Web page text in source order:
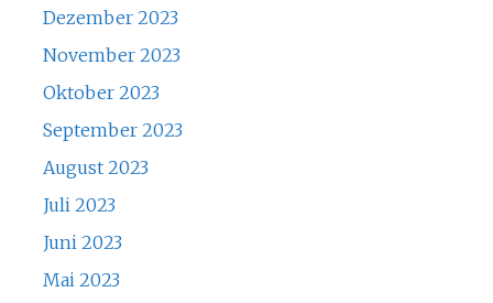
Dezember 2023
November 2023
Oktober 2023
September 2023
August 2023
Juli 2023
Juni 2023
Mai 2023